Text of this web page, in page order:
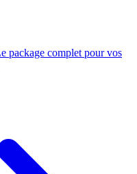
package complet pour vos